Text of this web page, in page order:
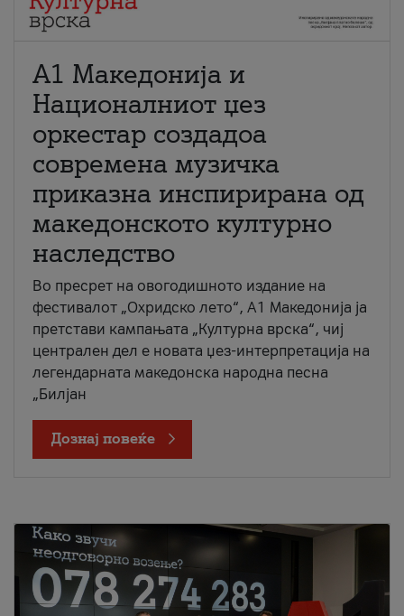
А1 Македонија и
Националниот џез
оркестар создадоа
современа музичка
приказна инспирирана од
македонското културно
наследство
Во пресрет на овогодишното издание на
фестивалот „Охридско лето“, А1 Македонија ја
претстави кампањата „Културна врска“, чиј
централен дел е новата џез-интерпретација на
легендарната македонска народна песна
„Билјан
Дознај повеќе